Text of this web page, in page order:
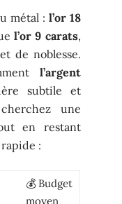
métal : l’or 18
l’or 9 carats,
de noblesse.
l’argent
subtile et
une
en restant
:
💰 Budget
moyen